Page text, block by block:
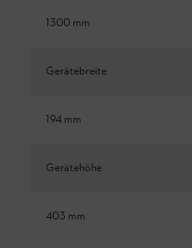
1300 mm
Gerätebreite
194 mm
Gerätehöhe
403 mm